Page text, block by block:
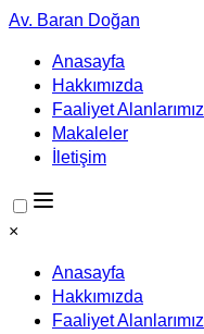
Av. Baran Doğan
Anasayfa
Hakkımızda
Faaliyet Alanlarımız
Makaleler
İletişim
×
Anasayfa
Hakkımızda
Faaliyet Alanlarımız